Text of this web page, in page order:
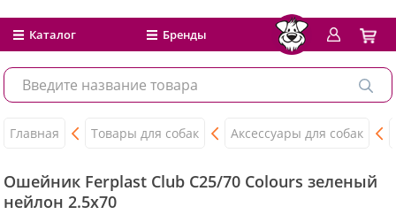
Каталог Бренды
Главная Товары для собак Аксессуары для собак
Ошейник Ferplast Club C25/70 Colours зеленый
нейлон 2.5x70